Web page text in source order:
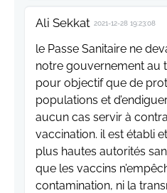
Ali Sekkat 2021-12-28 19:23:08
le Passe Sanitaire ne
notre gouvernement au
pour objectif que de
populations et
aucun cas servir à
vaccination. il est établi
plus hautes autorités
que les vaccins
contamination, ni la